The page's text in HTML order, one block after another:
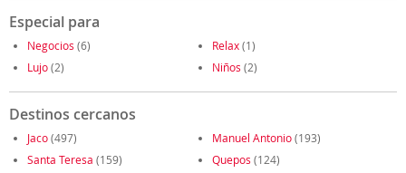
Especial para
Negocios (6) Relax(1)
Lujo(2) Niños (2)
Destinos cercanos
Jaco(497) Manuel Antonio(193)
Santa Teresa (159) Quepos (124)